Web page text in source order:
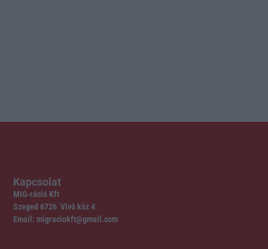
Kapcsolat
MIG-ráció Kft
Szeged 6726 Vívó köz 4
Email: migraciokft@gmail.com